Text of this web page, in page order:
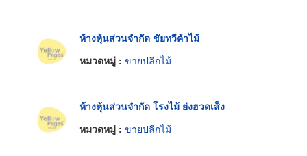
ห้างหุ้นส่วนจำกัด ชัยทวีค้าไม้
หมวดหมู่ : ขายปลีกไม้
ห้างหุ้นส่วนจำกัด โรงไม้ ย่งฮวดเส็ง
หมวดหมู่ : ขายปลีกไม้